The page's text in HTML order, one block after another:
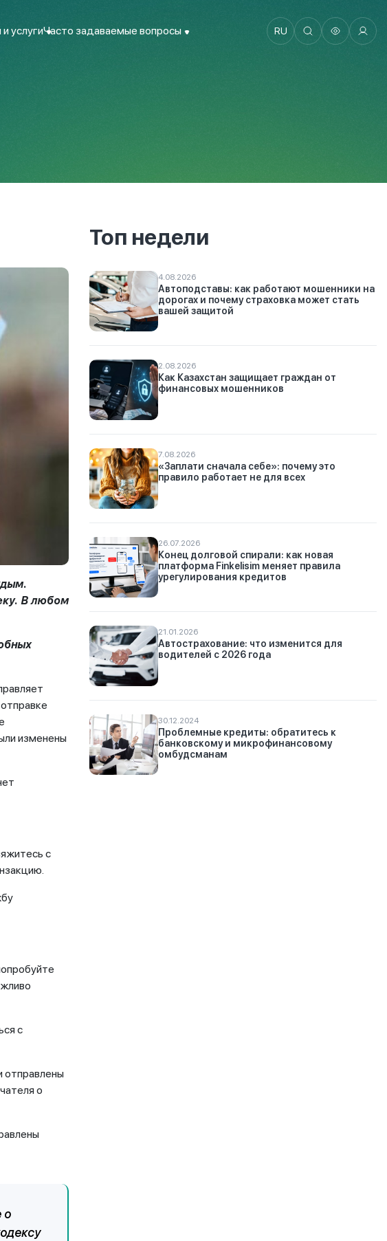
услугиЧасто задаваемые вопросы RU
В любом
изменены
с
с
отправлены
о
о
Топ недели
4.08.2026
Автоподставы: как работают мошенники на
дорогах и почему страховка может стать
вашей защитой
2.08.2026
Как Казахстан защищает граждан от
финансовых мошенников
7.08.2026
«Заплати сначала себе»: почему это
правило работает не для всех
26.07.2026
Конец долговой спирали: как новая
платформа Finkelisim меняет правила
урегулирования кредитов
21.01.2026
Автострахование: что изменится для
водителей с 2026 года
30.12.2024
Проблемные кредиты: обратитесь к
банковскому и микрофинансовому
омбудсманам